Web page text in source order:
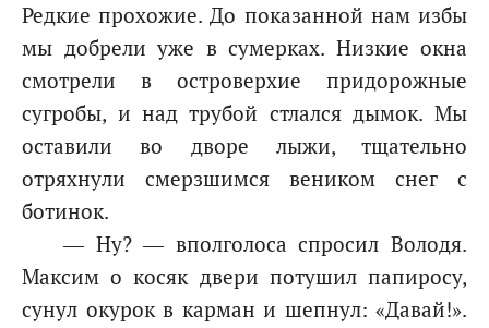
Редкие прохожие. До показанной нам избы
мы добрели уже в сумерках. Низкие окна
смотрели в островерхие придорожные
сугробы, и над трубой стлался дымок. Мы
оставили во дворе лыжи, тщательно
отряхнули смерзшимся веником снег с
ботинок.
— Ну? — вполголоса спросил Володя.
Максим о косяк двери потушил папиросу,
сунул окурок в карман и шепнул: «Давай!».